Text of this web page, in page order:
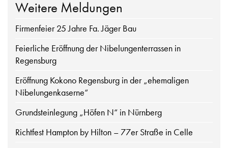
Weitere Meldungen
Firmenfeier 25 Jahre Fa. Jäger Bau
Feierliche Eröffnung der Nibelungenterrassen in
Regensburg
Eröffnung Kokono Regensburg in der „ehemaligen
Nibelungenkaserne“
Grundsteinlegung „Höfen N“ in Nürnberg
Richtfest Hampton by Hilton – 77er Straße in Celle